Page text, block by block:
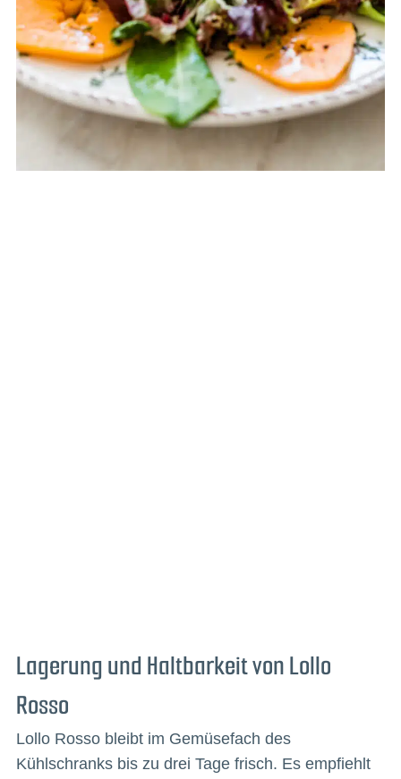
Lagerung und Haltbarkeit von Lollo
Rosso
Lollo Rosso bleibt im Gemüsefach des
Kühlschranks bis zu drei Tage frisch. Es empfiehlt